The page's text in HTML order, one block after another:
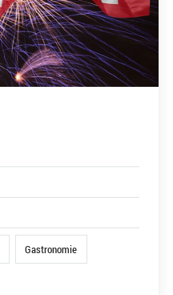
Gastronomie